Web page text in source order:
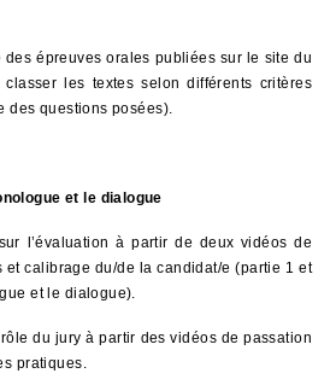
épreuves orales publiées sur le site du
classer les textes selon différents critères
des questions posées).
et le dialogue
l’évaluation à partir de deux vidéos de
et calibrage du/de la candidat/e (partie 1 et
et le dialogue).
du jury à partir des vidéos de passation
pratiques.